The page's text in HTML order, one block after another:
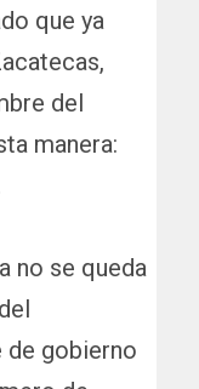
que ya
del
manera:
no se queda
de gobierno